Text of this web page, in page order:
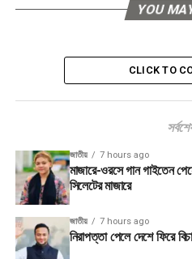
YOU
CLICK TO
জাতীয় 7 hours ago
মাজারে-ওরসে গান গাইতেন
সিলেটের মাজারে
জাতীয় 7 hours ago
নিরাপত্তা পেলে দেশে ফিরে